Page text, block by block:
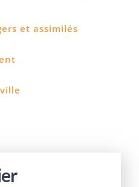
et assimilés